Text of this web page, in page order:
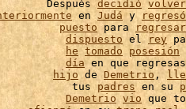
Después decidió volver
en Judá y
regresó
puesto para
regresar
dispuesto el rey
he tomado posesión
día en que
hijo de Demetrio ,
tus padres en su
Demetrio vio que